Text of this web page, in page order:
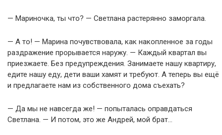
— Мариночка, ты что? — Светлана растерянно заморгала.
— А то! — Марина почувствовала, как накопленное за годы
раздражение прорывается наружу. — Каждый квартал вы
приезжаете. Без предупреждения. Занимаете нашу квартиру,
едите нашу еду, дети ваши хамят и требуют. А теперь вы ещё
и предлагаете нам из собственного дома съехать?
— Да мы не навсегда же! — попыталась оправдаться
Светлана. — И потом, это же Андрей, мой брат…